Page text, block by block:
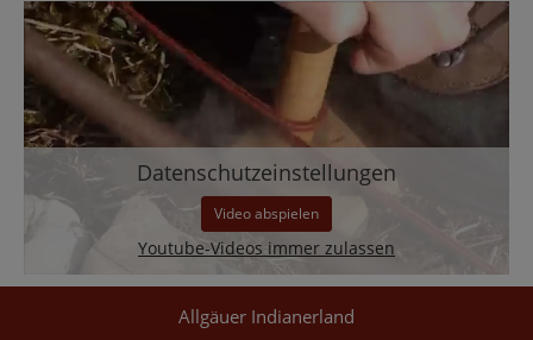
Datenschutzeinstellungen
Video abspielen
Youtube-Videos immer zulassen
Allgäuer Indianerland